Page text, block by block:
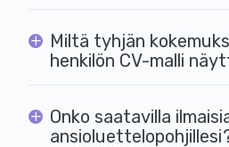
Miltä tyhjän
henkilön CV-malli
Onko saatavilla